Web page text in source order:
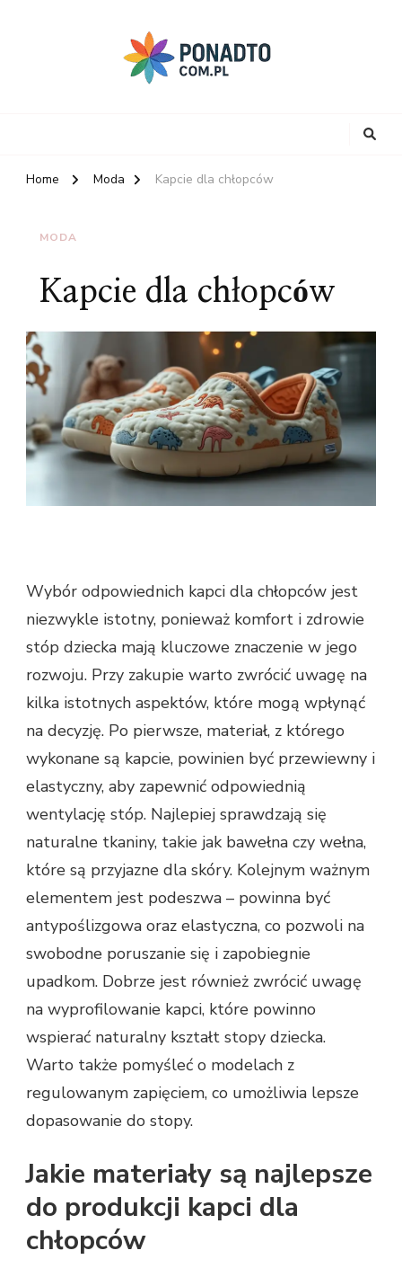
Home Moda Kapcie dla chłopców
MODA
Kapcie dla chłopców
Wybór odpowiednich kapci dla chłopców jest
niezwykle istotny, ponieważ komfort i zdrowie
stóp dziecka mają kluczowe znaczenie w jego
rozwoju. Przy zakupie warto zwrócić uwagę na
kilka istotnych aspektów, które mogą wpłynąć
na decyzję. Po pierwsze, materiał, z którego
wykonane są kapcie, powinien być przewiewny i
elastyczny, aby zapewnić odpowiednią
wentylację stóp. Najlepiej sprawdzają się
naturalne tkaniny, takie jak bawełna czy wełna,
które są przyjazne dla skóry. Kolejnym ważnym
elementem jest podeszwa – powinna być
antypoślizgowa oraz elastyczna, co pozwoli na
swobodne poruszanie się i zapobiegnie
upadkom. Dobrze jest również zwrócić uwagę
na wyprofilowanie kapci, które powinno
wspierać naturalny kształt stopy dziecka.
Warto także pomyśleć o modelach z
regulowanym zapięciem, co umożliwia lepsze
dopasowanie do stopy.
Jakie materiały są najlepsze
do produkcji kapci dla
chłopców